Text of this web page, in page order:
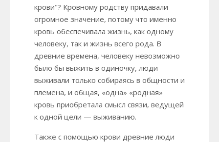
крови"? Кровному родству придавали
огромное значение, потому что именно
кровь обеспечивала жизнь, как одному
человеку, так и жизнь всего рода. В
древние времена, человеку невозможно
было бы выжить в одиночку, люди
выживали только собираясь в общности и
племена, и общая, «одна» «родная»
кровь приобретала смысл связи, ведущей
к одной цели — выживанию.
Также с помощью крови древние люди